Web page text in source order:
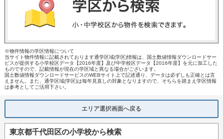
※物件情報の学区情報について
当サイト物件情報に記載されております通学区域(学区)情報は、国土数値情報ダウンロードサー
ビスが提供する小学校区データ【2016年度】及び中学校区データ【2016年度】を元に加工した
ものですので、記載情報が現在の学区域と異なる場合がございます。
国土数値情報ダウンロードサービスのWEBサイト上で記述通り、データは必ずしも正確とは言
えません。また、通学区域(学区)は毎年見直しの対象となりますので、そちらを踏まえ学区情報
は参考としてご活用下さい。
エリア選択画面へ戻る
東京都千代田区の小学校から検索